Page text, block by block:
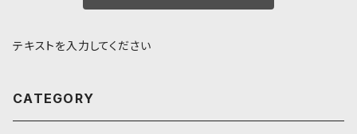
テキストを入力してください
CATEGORY